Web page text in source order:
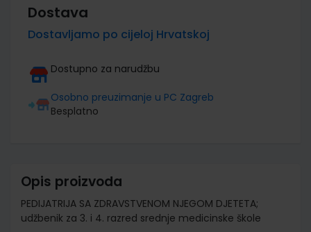
Dostava
Dostavljamo po cijeloj Hrvatskoj
Dostupno za narudžbu
Osobno preuzimanje u PC Zagreb
Besplatno
Opis proizvoda
PEDIJATRIJA SA ZDRAVSTVENOM NJEGOM DJETETA;
udžbenik za 3. i 4. razred srednje medicinske škole